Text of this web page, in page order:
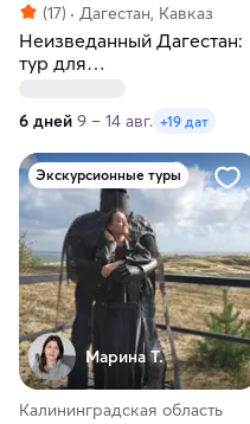
(17) Дагестан, Кавказ
Неизведанный Дагестан:
тур для
6 дней 9 – 14 авг. +19 дат
Экскурсионные туры
Марина Т.
Калининградская область